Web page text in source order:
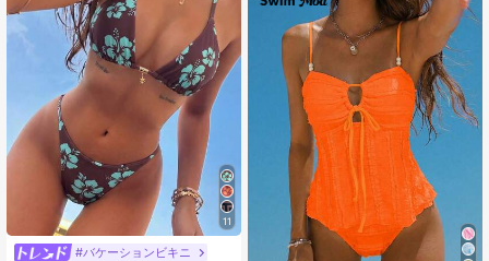
11
#バケーションビキニ